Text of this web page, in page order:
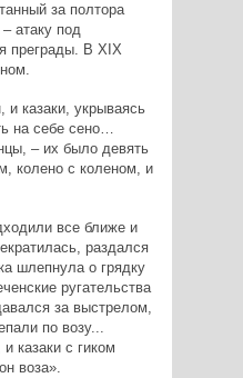
за полтора
атаку под
преграды. В XIX
и казаки, укрываясь
на себе сено…
– их было девять
колено с коленом, и
все ближе и
раздался
шлепнула о грядку
ругательства
за выстрелом,
по возу...
казаки с гиком
воза».